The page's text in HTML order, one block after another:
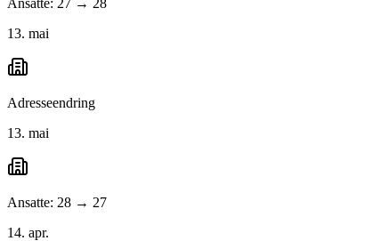
13. mai
Adresseendring
13. mai
Ansatte: 28 → 27
14. apr.